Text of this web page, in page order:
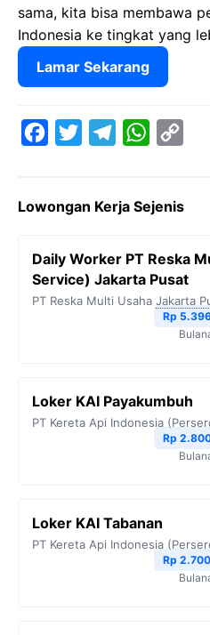
sama, kita bisa membawa
Indonesia ke tingkat yang
Lamar Sekarang
e
o
o
t
e
r
e
r
a
W
t
A
y
i
n
k
Lowongan Kerja Sejenis
Daily Worker PT Reska
Service) Jakarta Pusat
PT Reska Multi Usaha Jakarta
Rp
Loker KAI Payakumbuh
PT Kereta Api Indonesia
Rp
Loker KAI Tabanan
PT Kereta Api Indonesia
Rp